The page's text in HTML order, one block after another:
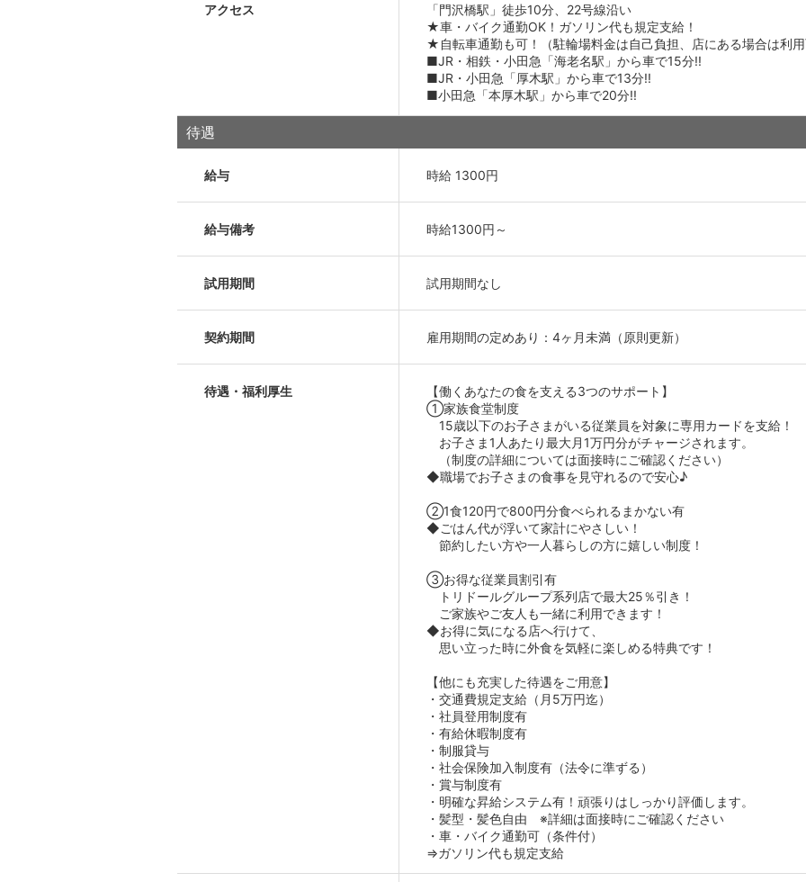
アクセス
「門沢橋駅」徒歩10分、22号線沿い
★車・バイク通勤OK！ガソリン代も規定支給！
★自転車通勤も可！（駐輪場料金は自己負担、店にある場合は利用
■JR・相鉄・小田急「海老名駅」から車で15分!!
■JR・小田急「厚木駅」から車で13分!!
■小田急「本厚木駅」から車で20分!!
待遇
給与 時給 1300円
給与備考 時給1300円～
試用期間 試用期間なし
契約期間 雇用期間の定めあり：4ヶ月未満（原則更新）
待遇・福利厚生
【働くあなたの食を支える3つのサポート】
①家族食堂制度
15歳以下のお子さまがいる従業員を対象に専用カードを支給！
お子さま1人あたり最大月1万円分がチャージされます。
（制度の詳細については面接時にご確認ください）
◆職場でお子さまの食事を見守れるので安心♪
②1食120円で800円分食べられるまかない有
◆ごはん代が浮いて家計にやさしい！
節約したい方や一人暮らしの方に嬉しい制度！
③お得な従業員割引有
トリドールグループ系列店で最大25％引き！
ご家族やご友人も一緒に利用できます！
◆お得に気になる店へ行けて、
思い立った時に外食を気軽に楽しめる特典です！
【他にも充実した待遇をご用意】
・交通費規定支給（月5万円迄）
・社員登用制度有
・有給休暇制度有
・制服貸与
・社会保険加入制度有（法令に準ずる）
・賞与制度有
・明確な昇給システム有！頑張りはしっかり評価します。
・髪型・髪色自由 ※詳細は面接時にご確認ください
・車・バイク通勤可（条件付）
⇒ガソリン代も規定支給